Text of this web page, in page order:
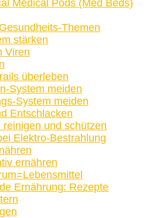
Medical Pods (Med Beds)
Themen
stärken
Viren
überleben
System meiden
System meiden
Entschlacken
reinigen und schützen
Elektro-Bestrahlung
ernähren
Ernährung: Rezepte